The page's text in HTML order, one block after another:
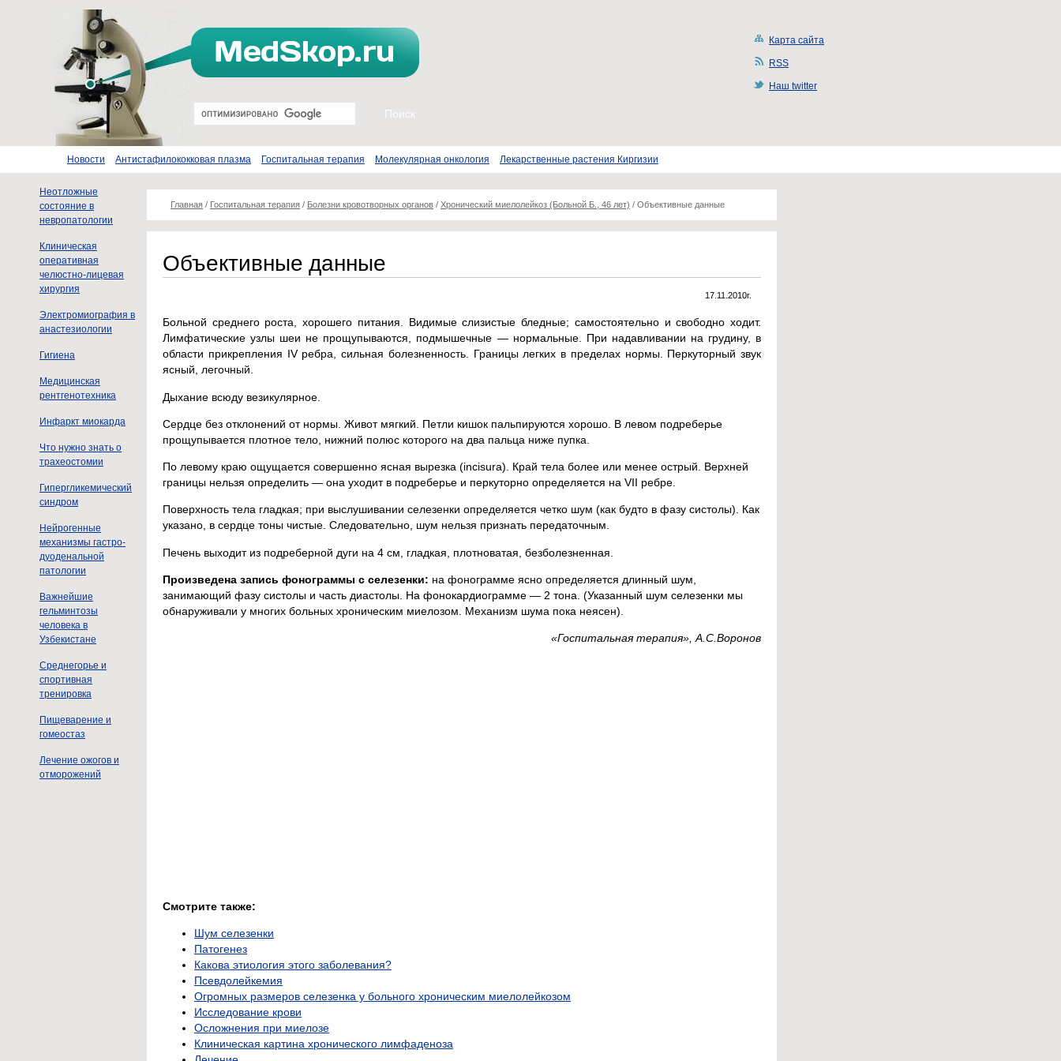
Карта сайта
RSS
Наш twitter
Новости Антистафилококковая плазма Госпитальная терапия Молекулярная онкология Лекарственные растения Киргизии
Неотложные
состояние в
невропатологии
Клиническая
оперативная
челюстно-лицевая
хирургия
Электромиография в
анастезиологии
Гигиена
Медицинская
рентгенотехника
Инфаркт миокарда
Что нужно знать о
трахеостомии
Гипергликемический
синдром
Нейрогенные
механизмы гастро-
дуоденальной
патологии
Важнейшие
гельминтозы
человека в
Узбекистане
Среднегорье и
спортивная
тренировка
Пищеварение и
гомеостаз
Лечение ожогов и
отморожений
Главная / Госпитальная терапия / Болезни кровотворных органов / Хронический миелолейкоз (Больной Б., 46 лет) / Объективные данные
Объективные данные
17.11.2010г.
Больной среднего роста, хорошего питания. Видимые слизистые бледные; самостоятельно и свободно ходит.
Лимфатические узлы шеи не прощупываются, подмышечные — нормальные. При надавливании на грудину, в
области прикрепления IV ребра, сильная болезненность. Границы легких в пределах нормы. Перкуторный звук
ясный, легочный.
Дыхание всюду везикулярное.
Сердце без отклонений от нормы. Живот мягкий. Петли кишок пальпируются хорошо. В левом подреберье
прощупывается плотное тело, нижний полюс которого на два пальца ниже пупка.
По левому краю ощущается совершенно ясная вырезка (incisura). Край тела более или менее острый. Верхней
границы нельзя определить — она уходит в подреберье и перкуторно определяется на VII ребре.
Поверхность тела гладкая; при выслушивании селезенки определяется четко шум (как будто в фазу систолы). Как
указано, в сердце тоны чистые. Следовательно, шум нельзя признать передаточным.
Печень выходит из подреберной дуги на 4 см, гладкая, плотноватая, безболезненная.
Произведена запись фонограммы с селезенки: на фонограмме ясно определяется длинный шум,
занимающий фазу систолы и часть диастолы. На фонокардиограмме — 2 тона. (Указанный шум селезенки мы
обнаруживали у многих больных хроническим миелозом. Механизм шума пока неясен).
«Госпитальная терапия», А.С.Воронов
Смотрите также:
Шум селезенки
Патогенез
Какова этиология этого заболевания?
Псевдолейкемия
Огромных размеров селезенка у больного хроническим миелолейкозом
Исследование крови
Осложнения при миелозе
Клиническая картина хронического лимфаденоза